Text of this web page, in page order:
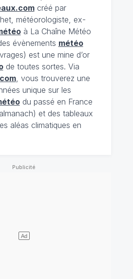
créé par
météorologiste, ex-
à La Chaîne Météo
évènements météo
est une mine d’or
de toutes sortes. Via
, vous trouverez une
unique sur les
du passé en France
et des tableaux
aléas climatiques en